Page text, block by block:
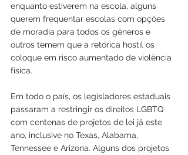
enquanto estiverem na escola, alguns
querem frequentar escolas com opções
de moradia para todos os gêneros e
outros temem que a retórica hostil os
coloque em risco aumentado de violência
física.
Em todo o país, os legisladores estaduais
passaram a restringir os direitos LGBTQ
com centenas de projetos de lei já este
ano, inclusive no Texas, Alabama,
Tennessee e Arizona. Alguns dos projetos